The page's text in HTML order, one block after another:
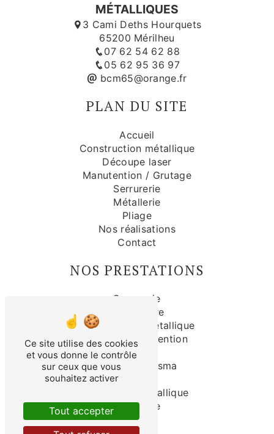
MÉTALLIQUES
3 Cami Deths Hourquets
65200 Mérilheu
07 62 54 62 88
05 62 95 36 97
bcm65@orange.fr
PLAN DU SITE
Accueil
Construction métallique
Découpe laser
Manutention / Grutage
Serrurerie
Métallerie
Pliage
Nos réalisations
Contact
NOS PRESTATIONS
Serrurerie
Couverture
Construction métallique
Grutage manutention
Isolation
Découpe plasma
Charpente métallique
Métallerie
Bardage
Ce site utilise des cookies
et vous donne le contrôle
sur ceux que vous
souhaitez activer
Tout accepter